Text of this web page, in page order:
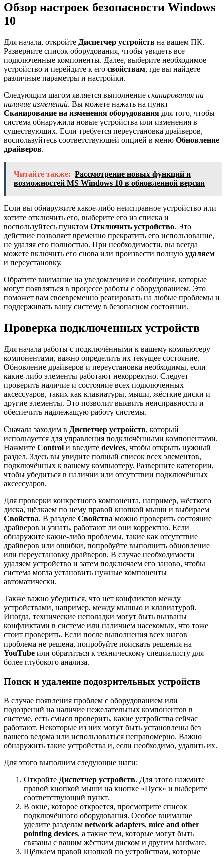
Обзор настроек безопасности Windows
10
Для начала, откройте Диспетчер устройств на вашем ПК.
Разверните список оборудования, чтобы увидеть все
подключенные компоненты. Далее, выберите необходимое
устройство и перейдите к его свойствам, где вы найдете
различные параметры и настройки.
Следующим шагом является выполнение сканирования на
наличие изменений. Вы можете нажать на пункт
Сканирование на изменения оборудования для того, чтобы
система обнаружила новые устройства или изменения в
существующих. Если требуется переустановка драйверов,
воспользуйтесь соответствующей опцией в меню Обновление
драйверов.
Читайте также: Рассмотрение новых функций и
возможностей MS Windows 10 в обновленной версии
Если вы обнаружите какое-либо неисправное устройство или
хотите отключить его, выберите его из списка и
воспользуйтесь пунктом Отключить устройство. Это
действие позволяет временно прекратить его использование,
не удаляя его полностью. При необходимости, вы всегда
можете включить его снова или произвести полную удаляем
и переустановку.
Обратите внимание на уведомления и сообщения, которые
могут появляться в процессе работы с оборудованием. Это
поможет вам своевременно реагировать на любые проблемы и
поддерживать вашу систему в безопасном состоянии.
Проверка подключенных устройств
Для начала работы с подключёнными к вашему компьютеру
компонентами, важно определить их текущее состояние.
Обновление драйверов и переустановка необходимы, если
какие-либо элементы работают некорректно. Следует
проверить наличие и состояние всех подключенных
аксессуаров, таких как клавиатуры, мыши, жёсткие диски и
другие элементы. Это позволит выявить неисправности и
обеспечить надлежащую работу системы.
Сначала заходим в Диспетчер устройств, который
используется для управления подключёнными компонентами.
Нажмите Control и введите devices, чтобы открыть нужный
раздел. Здесь вы увидите полный список всех элементов,
подключённых к вашему компьютеру. Разверните категории,
чтобы убедиться в наличии или отсутствии подключённых
аксессуаров.
Для проверки конкретного компонента, например, жёсткого
диска, щёлкаем по нему правой кнопкой мыши и выбираем
Свойства. В разделе Свойства можно проверить состояние
драйверов и узнать, работают ли они корректно. Если
обнаружите какие-либо проблемы, такие как отсутствие
драйверов или ошибки, попробуйте выполнить обновление
или переустановку драйверов. В случае необходимости
удаляем устройство и затем подключаем его заново, чтобы
система могла установить нужные компоненты
автоматически.
Также важно убедиться, что нет конфликтов между
устройствами, например, между мышью и клавиатурой.
Иногда, технические неполадки могут быть вызваны
конфликтами в системе или наличием насекомых, что тоже
стоит проверить. Если после выполнения всех шагов
проблема не решена, попробуйте поискать решения на
YouTube или обратиться к техническому специалисту для
более глубокого анализа.
Поиск и удаление подозрительных устройств
В случае появления проблем с оборудованием или
подозрений на наличие нежелательных компонентов в
системе, есть смысл проверить, какие устройства сейчас
работают. Некоторые из них могут быть установлены без
вашего ведома или использоваться неправомерно. Важно
обнаружить такие устройства и, если необходимо, удалить их.
Для этого выполним следующие шаги:
Откройте Диспетчер устройств. Для этого нажмите
правой кнопкой мыши на кнопке «Пуск» и выберите
соответствующий пункт.
В окне, которое откроется, просмотрите список
подключённого оборудования. Особое внимание
уделите разделам network adapters, mice and other
pointing devices, а также тем, которые могут быть
связаны с вашим жёстким диском и другим hardware.
Щёлкаем правой кнопкой по устройствам, которые